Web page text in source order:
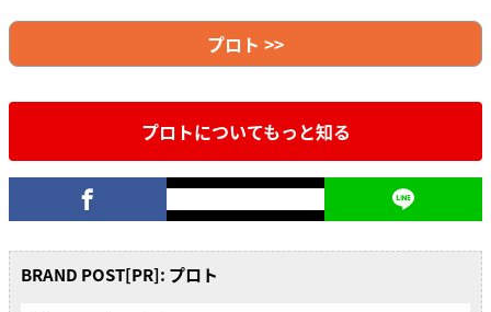
プロト >>
プロトについてもっと知る
BRAND POST[PR]: プロト